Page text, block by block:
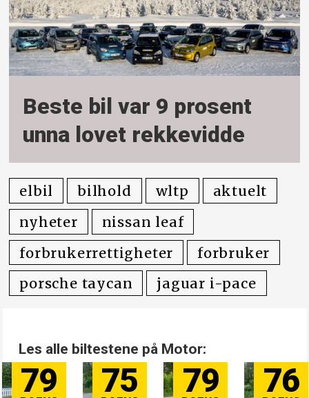
Beste bil var 9 prosent
unna lovet rekkevidde
elbil bilhold wltp
aktuelt
nyheter
nissan leaf
forbrukerrettigheter
forbruker
porsche taycan
jaguar i-pace
Les alle biltestene på Motor:
79 75 79 76